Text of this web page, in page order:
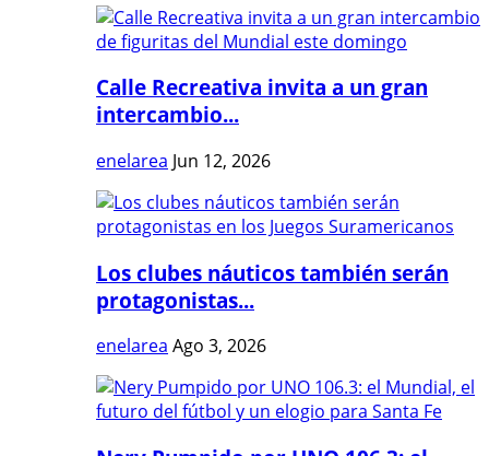
Calle Recreativa invita a un gran
intercambio...
enelarea Jun 12, 2026
Los clubes náuticos también serán
protagonistas...
enelarea Ago 3, 2026